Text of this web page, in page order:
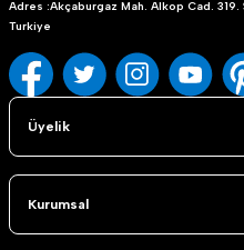
Adres :Akçaburgaz Mah. Alkop Cad.
Turkiye
Üyelik
Kurumsal